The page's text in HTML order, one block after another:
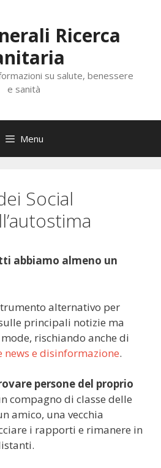
Ricerca
su salute, benessere
e sanità
Menu
Social
abbiamo almeno un
alternativo per
principali notizie ma
rischiando anche di
e disinformazione.
persone del proprio
compagno di classe delle
amico, una vecchia
i rapporti e rimanere in